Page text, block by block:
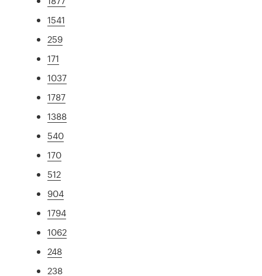
1541
259
171
1037
1787
1388
540
170
512
904
1794
1062
248
238